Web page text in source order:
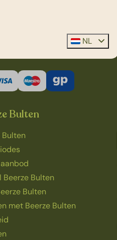
Bulten
Bulten
Beerze Bulten
Bulten
met Beerze Bulten
NL